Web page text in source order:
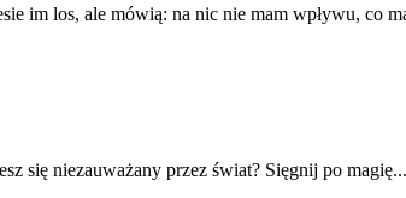
im los, ale mówią: na nic nie mam wpływu, co
się niezauważany przez świat? Sięgnij po